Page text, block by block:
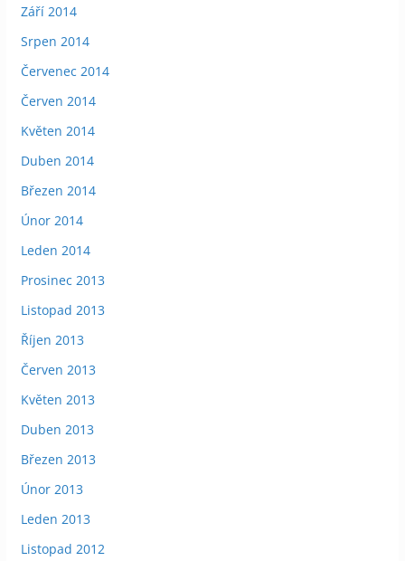
Září 2014
Srpen 2014
Červenec 2014
Červen 2014
Květen 2014
Duben 2014
Březen 2014
Únor 2014
Leden 2014
Prosinec 2013
Listopad 2013
Říjen 2013
Červen 2013
Květen 2013
Duben 2013
Březen 2013
Únor 2013
Leden 2013
Listopad 2012